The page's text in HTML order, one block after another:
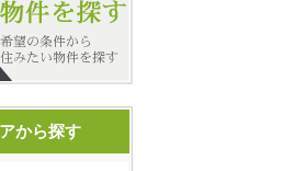
から探す